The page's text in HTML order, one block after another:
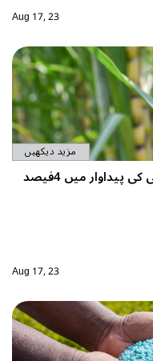
Aug 17, 23
مزید دیکھیں
گنے کی نئی اقسام کی کاشت سے چینی کی پیداوار میں 4فیصد
Aug 17, 23